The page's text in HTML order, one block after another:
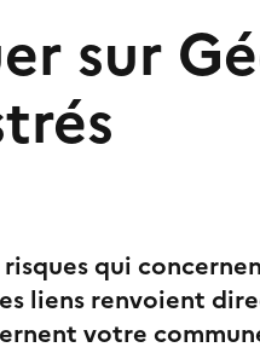
sur
qui
liens renvoient
votre